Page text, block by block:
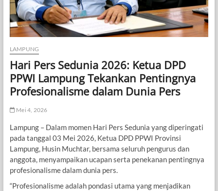
LAMPUNG
Hari Pers Sedunia 2026: Ketua DPD
PPWI Lampung Tekankan Pentingnya
Profesionalisme dalam Dunia Pers
Mei 4, 2026
Lampung – Dalam momen Hari Pers Sedunia yang diperingati
pada tanggal 03 Mei 2026, Ketua DPD PPWI Provinsi
Lampung, Husin Muchtar, bersama seluruh pengurus dan
anggota, menyampaikan ucapan serta penekanan pentingnya
profesionalisme dalam dunia pers.
“Profesionalisme adalah pondasi utama yang menjadikan